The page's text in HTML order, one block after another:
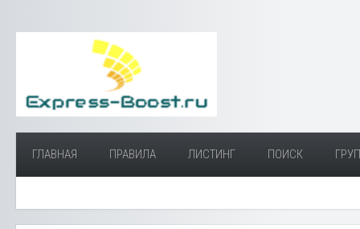
ГЛАВНАЯ ПРАВИЛА ЛИСТИНГ ПОИСК